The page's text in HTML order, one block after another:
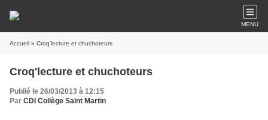
MENU
Accueil » Croq'lecture et chuchoteurs
Croq'lecture et chuchoteurs
Publié le 26/03/2013 à 12:15
Par CDI Collège Saint Martin